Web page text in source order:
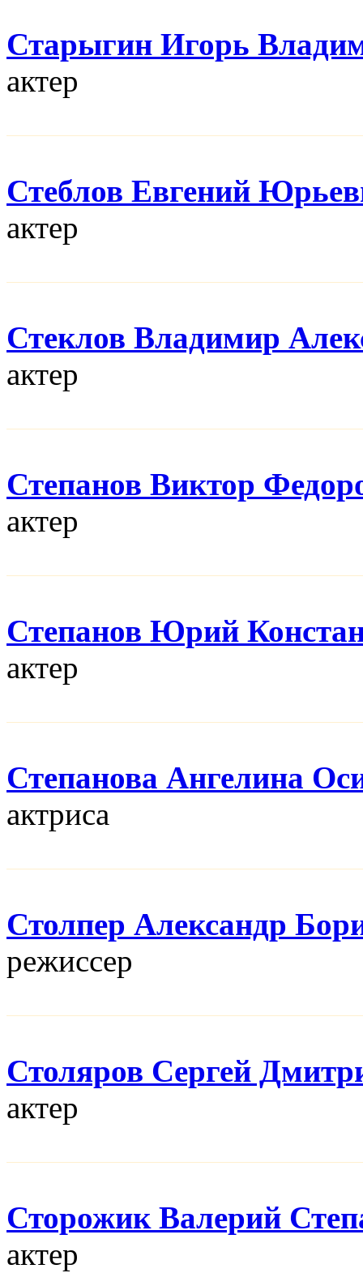
Старыгин Игорь
актер
Стеблов Евгений
актер
Стеклов Владимир
актер
Степанов Виктор
актер
Степанов Юрий
актер
Степанова Ангелина
актриса
Столпер Александр
режисcер
Столяров Сергей
актер
Сторожик Валерий
актер